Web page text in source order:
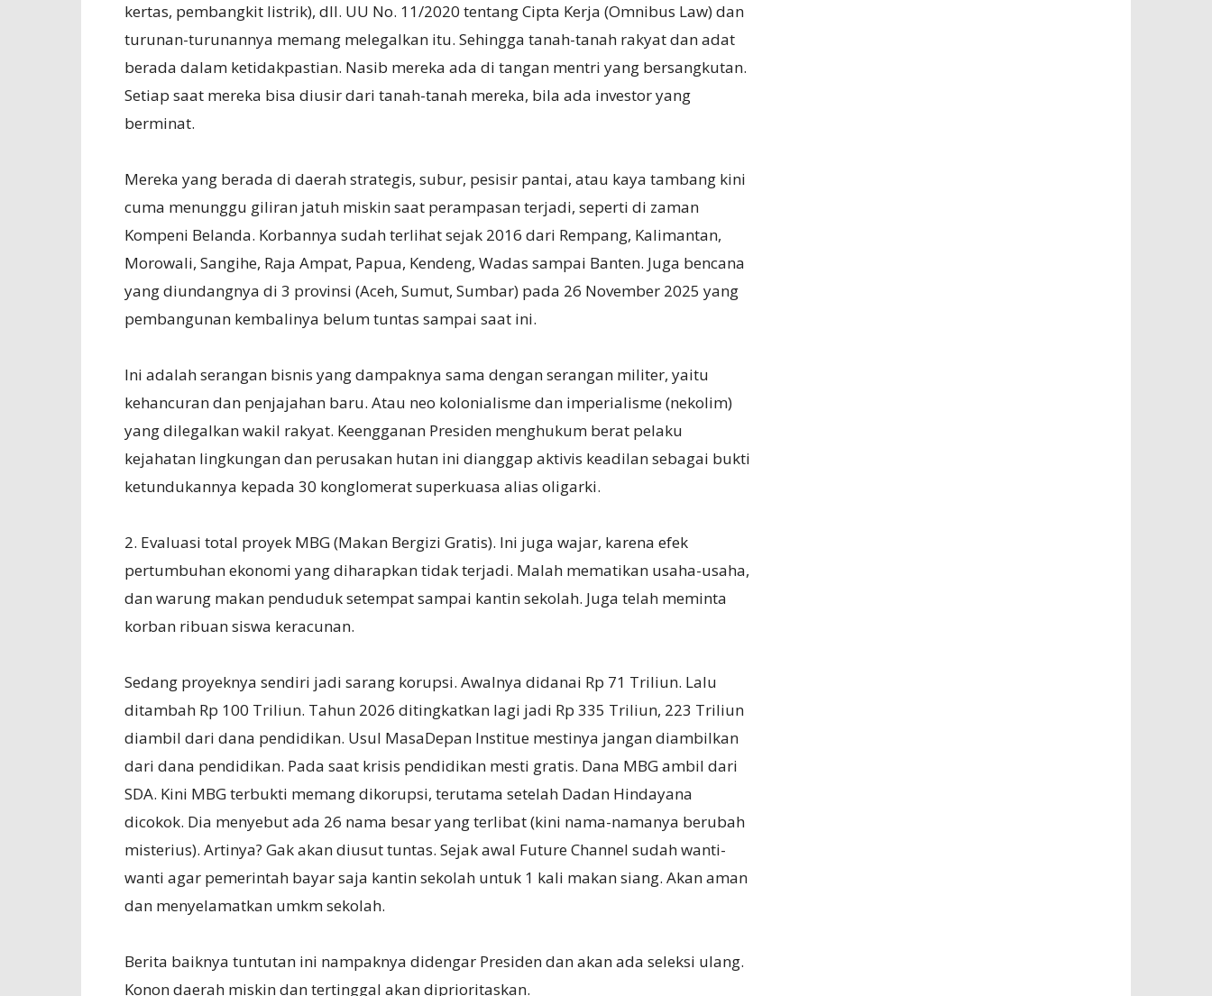
kertas, pembangkit listrik), dll. UU No. 11/2020 tentang Cipta Kerja (Omnibus Law) dan
turunan-turunannya memang melegalkan itu. Sehingga tanah-tanah rakyat dan adat
berada dalam ketidakpastian. Nasib mereka ada di tangan mentri yang bersangkutan.
Setiap saat mereka bisa diusir dari tanah-tanah mereka, bila ada investor yang
berminat.
Mereka yang berada di daerah strategis, subur, pesisir pantai, atau kaya tambang kini
cuma menunggu giliran jatuh miskin saat perampasan terjadi, seperti di zaman
Kompeni Belanda. Korbannya sudah terlihat sejak 2016 dari Rempang, Kalimantan,
Morowali, Sangihe, Raja Ampat, Papua, Kendeng, Wadas sampai Banten. Juga bencana
yang diundangnya di 3 provinsi (Aceh, Sumut, Sumbar) pada 26 November 2025 yang
pembangunan kembalinya belum tuntas sampai saat ini.
Ini adalah serangan bisnis yang dampaknya sama dengan serangan militer, yaitu
kehancuran dan penjajahan baru. Atau neo kolonialisme dan imperialisme (nekolim)
yang dilegalkan wakil rakyat. Keengganan Presiden menghukum berat pelaku
kejahatan lingkungan dan perusakan hutan ini dianggap aktivis keadilan sebagai bukti
ketundukannya kepada 30 konglomerat superkuasa alias oligarki.
2. Evaluasi total proyek MBG (Makan Bergizi Gratis). Ini juga wajar, karena efek
pertumbuhan ekonomi yang diharapkan tidak terjadi. Malah mematikan usaha-usaha,
dan warung makan penduduk setempat sampai kantin sekolah. Juga telah meminta
korban ribuan siswa keracunan.
Sedang proyeknya sendiri jadi sarang korupsi. Awalnya didanai Rp 71 Triliun. Lalu
ditambah Rp 100 Triliun. Tahun 2026 ditingkatkan lagi jadi Rp 335 Triliun, 223 Triliun
diambil dari dana pendidikan. Usul MasaDepan Institue mestinya jangan diambilkan
dari dana pendidikan. Pada saat krisis pendidikan mesti gratis. Dana MBG ambil dari
SDA. Kini MBG terbukti memang dikorupsi, terutama setelah Dadan Hindayana
dicokok. Dia menyebut ada 26 nama besar yang terlibat (kini nama-namanya berubah
misterius). Artinya? Gak akan diusut tuntas. Sejak awal Future Channel sudah wanti-
wanti agar pemerintah bayar saja kantin sekolah untuk 1 kali makan siang. Akan aman
dan menyelamatkan umkm sekolah.
Berita baiknya tuntutan ini nampaknya didengar Presiden dan akan ada seleksi ulang.
Konon daerah miskin dan tertinggal akan diprioritaskan.